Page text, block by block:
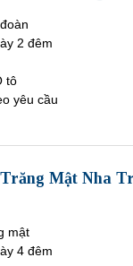
2 đêm
tô
yêu cầu
Mật Nha
mật
4 đêm